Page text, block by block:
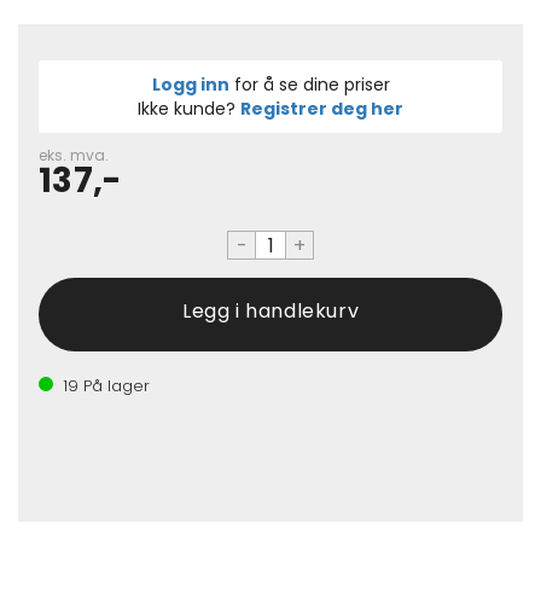
Logg inn for å se dine priser
Ikke kunde? Registrer deg her
eks. mva.
137,-
- +
19 På lager